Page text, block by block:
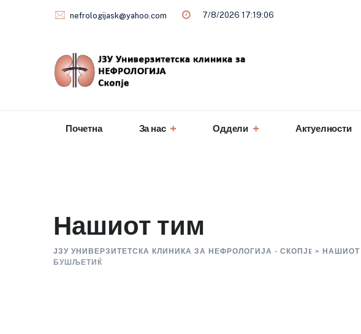
nefrologijask@yahoo.com 7/8/2026 17:19:07
Почетна За нас Оддели Актуелности
Нашиот тим
ЈЗУ УНИВЕРЗИТЕТСКА КЛИНИКА ЗА НЕФРОЛОГИЈА - СКОПЈE > НАШИОТ
БУШЉЕТИЌ